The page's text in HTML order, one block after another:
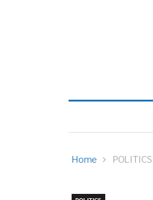
Home POLITICS